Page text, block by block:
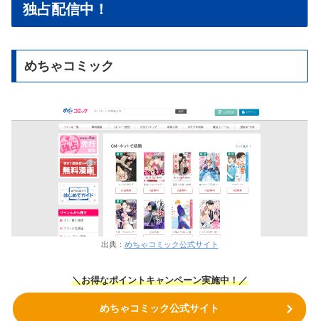
独占配信中！
めちゃコミック
出典： めちゃコミック公式サイト
＼お得なポイントキャンペーン実施中！／
めちゃコミック公式サイト